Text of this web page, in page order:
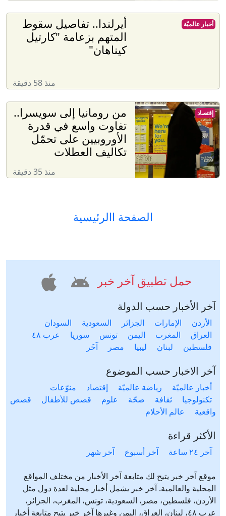
أيرلندا.. تفاصيل سقوط
المتهم بزعامة "كارتيل
كيناهان"
منذ 58 دقيقة
أخبار عالميّة
من رومانيا إلى سويسرا..
تفاوت واسع في قدرة
الأوروبيين على تحمّل
تكاليف العطلات
منذ 35 دقيقة
إقتصاد
الصفحة االرئيسية
حمل تطبيق آخر خبر
آخر الأخبار حسب الدولة
الأردن الإمارات الجزائر السعودية
السودان
العراق
المغرب اليمن تونس سوريا
عرب ٤٨
فلسطين
لبنان ليبيا مصر آخَر
آخر الاخبار حسب الموضوع
أخبار عالميّة رياضة عالميّة إقتصاد
منوّعات
تكنولوجيا
ثقافة صحّة علوم قصص للأطفال
قصص
واقعية
عالم الأحلام
الأكثر قراءة
آخر ٢٤ ساعة آخر أسبوع آخر شهر
موقع آخر خبر يتيح لك متابعة آخر الأخبار من مختلف المواقع
المحلية والعالمية. آخر خبر يشمل أخبار محلية لعدة دول مثل
الأردن، فلسطين، مصر، السعودية، تونس، المغرب، الجزائر،
عرب ٤٨، لبنان، العراق، اليمن وغيرها آخر خبر يتيح متابعة أخبار